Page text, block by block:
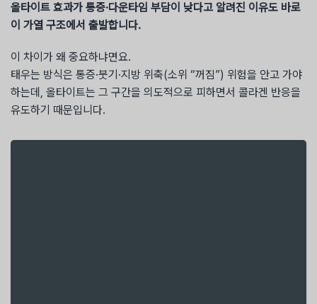
올타이트 효과가 통증·다운타임 부담이 낮다고 알려진 이유도 바로
이 가열 구조에서 출발합니다.
이 차이가 왜 중요하냐면요.
태우는 방식은 통증·붓기·지방 위축(소위 “꺼짐”) 위험을 안고 가야
하는데, 올타이트는 그 구간을 의도적으로 피하면서 콜라겐 반응을
유도하기 때문입니다.